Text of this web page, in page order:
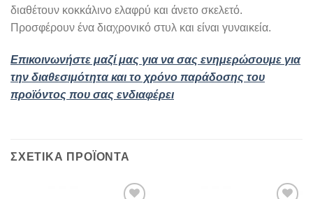
διαθέτουν κοκκάλινο ελαφρύ και άνετο σκελετό.
Προσφέρουν ένα διαχρονικό στυλ και είναι γυναικεία.
Επικοινωνήστε μαζί μας για να σας ενημερώσουμε για
την διαθεσιμότητα και το χρόνο παράδοσης του
προϊόντος που σας ενδιαφέρει
ΣΧΕΤΙΚΆ ΠΡΟΪΌΝΤΑ